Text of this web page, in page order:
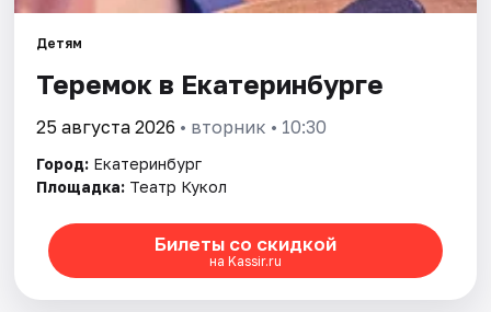
Детям
Теремок в Екатеринбурге
25 августа 2026 • вторник • 10:30
Город: Екатеринбург
Площадка: Театр Кукол
Билеты со скидкой
на Kassir.ru